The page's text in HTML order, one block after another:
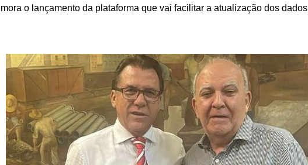
o lançamento da plataforma que vai facilitar a atualização dos